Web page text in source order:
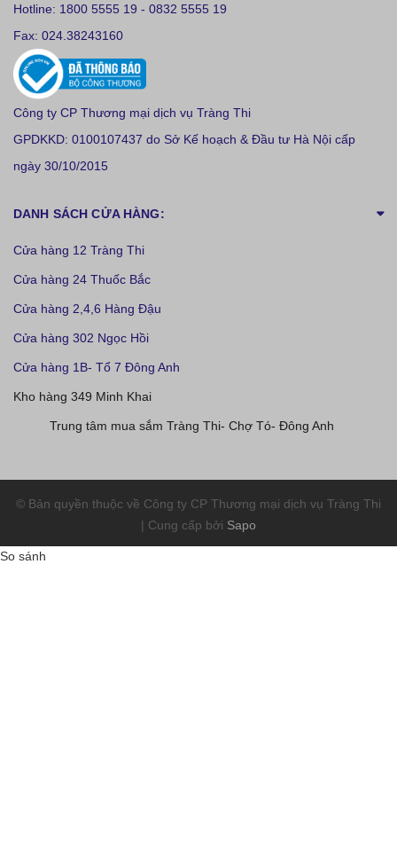
Hotline: 1800 5555 19 - 0832 5555 19
Fax: 024.38243160
Công ty CP Thương mại dịch vụ Tràng Thi
GPDKKD: 0100107437 do Sở Kế hoạch & Đầu tư Hà Nội cấp
ngày 30/10/2015
DANH SÁCH CỬA HÀNG:
Cửa hàng 12 Tràng Thi
Cửa hàng 24 Thuốc Bắc
Cửa hàng 2,4,6 Hàng Đậu
Cửa hàng 302 Ngọc Hồi
Cửa hàng 1B- Tổ 7 Đông Anh
Kho hàng 349 Minh Khai
Trung tâm mua sắm Tràng Thi- Chợ Tó- Đông Anh
© Bản quyền thuộc về Công ty CP Thương mại dịch vụ Tràng Thi
| Cung cấp bởi Sapo
So sánh